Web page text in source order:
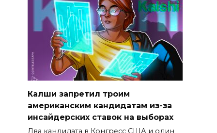
Калши запретил троим
американским кандидатам из-за
инсайдерских ставок на выборах
Два кандидата в Конгресс США и один